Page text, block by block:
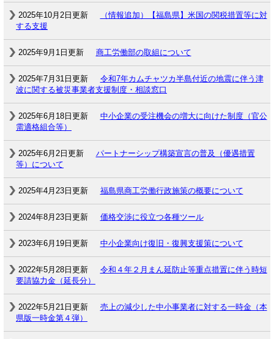
2025年10月2日更新
（情報追加）【福島県】米国の関税措置等に対
する支援
2025年9月1日更新 商工労働部の取組について
2025年7月31日更新
令和7年カムチャツカ半島付近の地震に伴う津
波に関する被災事業者支援制度・相談窓口
2025年6月18日更新
中小企業の受注機会の増大に向けた制度（官公
需適格組合等）
2025年6月2日更新
パートナーシップ構築宣言の普及（優遇措置
等）について
2025年4月23日更新 福島県商工労働行政施策の概要について
2024年8月23日更新 価格交渉に役立つ各種ツール
2023年6月19日更新 中小企業向け復旧・復興支援策について
2022年5月28日更新
令和４年２月まん延防止等重点措置に伴う時短
要請協力金（延長分）
2022年5月21日更新
売上の減少した中小事業者に対する一時金（本
県版一時金第４弾）